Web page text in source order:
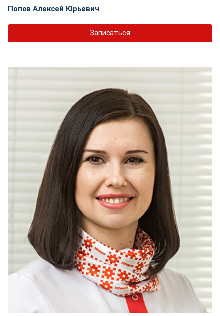
Попов Алексей Юрьевич
Записаться